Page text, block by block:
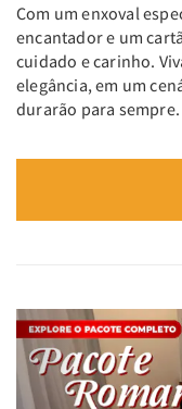
Com um enxoval
encantador e um
cuidado e carinho.
elegância, em um
durarão para sempre.
Previous